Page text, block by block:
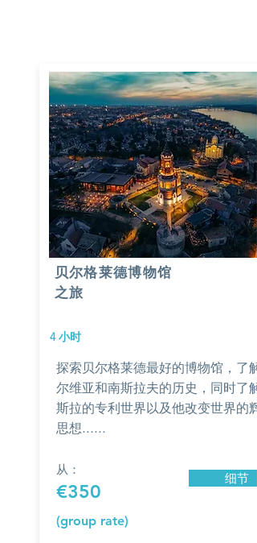
贝尔格莱德博物馆
之旅
4小时
探索贝尔格莱德最好的博物馆，了解
尔维亚和南斯拉夫的历史，同时了解
斯拉的专利世界以及他改变世界的辉
思想......
从：
€350
(group rate)
细节